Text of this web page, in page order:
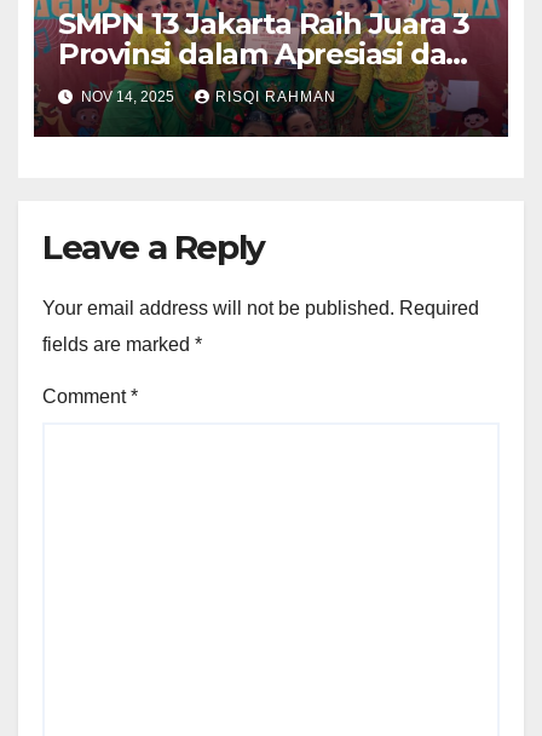
SMPN 13 Jakarta Raih Juara 3
Provinsi dalam Apresiasi dan
Kompetisi Seni Pelajar SMP
NOV 14, 2025 RISQI RAHMAN
Leave a Reply
Your email address will not be published. Required
fields are marked *
Comment*